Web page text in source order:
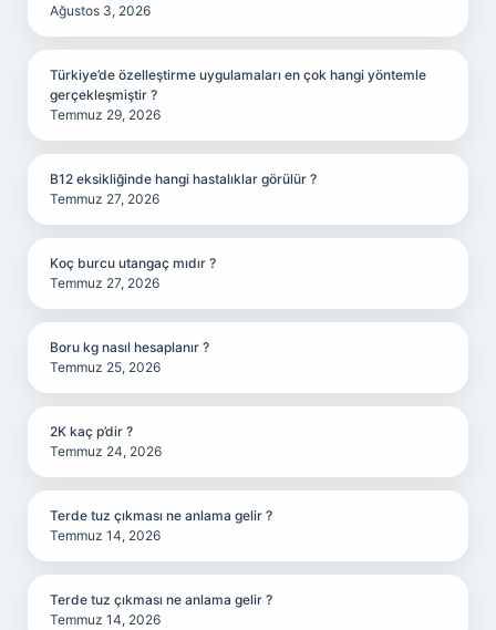
Ağustos 3, 2026
Türkiye’de özelleştirme uygulamaları en çok hangi yöntemle
gerçekleşmiştir ?
Temmuz 29, 2026
B12 eksikliğinde hangi hastalıklar görülür ?
Temmuz 27, 2026
Koç burcu utangaç mıdır ?
Temmuz 27, 2026
Boru kg nasıl hesaplanır ?
Temmuz 25, 2026
2K kaç p’dir ?
Temmuz 24, 2026
Terde tuz çıkması ne anlama gelir ?
Temmuz 14, 2026
Terde tuz çıkması ne anlama gelir ?
Temmuz 14, 2026